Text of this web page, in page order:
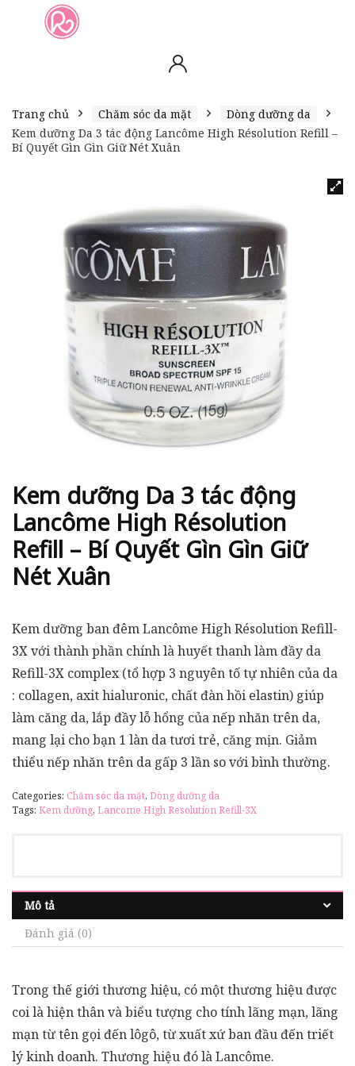
Trang chủ Chăm sóc da mặt
Dòng dưỡng da
Kem dưỡng Da 3 tác động Lancôme High Résolution Refill –
Bí Quyết Gìn Gìn Giữ Nét Xuân
Kem dưỡng Da 3 tác động
Lancôme High Résolution
Refill – Bí Quyết Gìn Gìn Giữ
Nét Xuân
Kem dưỡng ban đêm Lancôme High Résolution Refill-
3X với thành phần chính là huyết thanh làm đầy da
Refill-3X complex (tổ hợp 3 nguyên tố tự nhiên của da
: collagen, axit hialuronic, chất đàn hồi elastin) giúp
làm căng da, lắp đầy lỗ hổng của nếp nhăn trên da,
mang lại cho bạn 1 làn da tươi trẻ, căng mịn. Giảm
thiểu nếp nhăn trên da gấp 3 lần so với bình thường.
Categories: Chăm sóc da mặt, Dòng dưỡng da
Tags: Kem dưỡng, Lancome High Resolution Refill-3X
Mô tả
Đánh giá (0)
Trong thế giới thương hiệu, có một thương hiệu được
coi là hiện thân và biểu tượng cho tính lãng mạn, lãng
mạn từ tên gọi đến lôgô, từ xuất xứ ban đầu đến triết
lý kinh doanh. Thương hiệu đó là Lancôme.